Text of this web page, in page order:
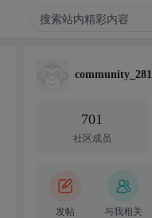
community_281
701
社区成员
发帖 与我相关